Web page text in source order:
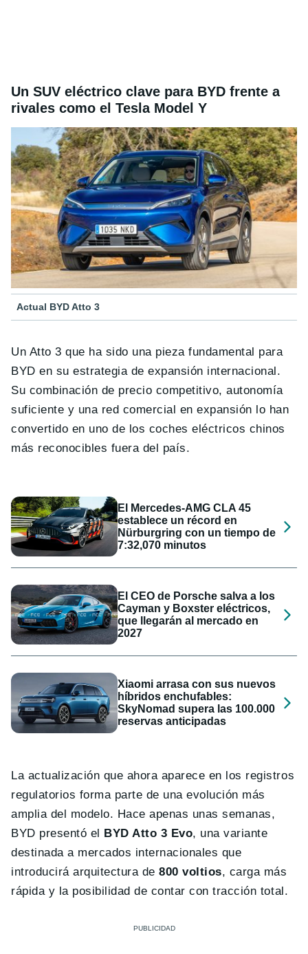
Un SUV eléctrico clave para BYD frente a
rivales como el Tesla Model Y
Actual BYD Atto 3
Un Atto 3 que ha sido una pieza fundamental para
BYD en su estrategia de expansión internacional.
Su combinación de precio competitivo, autonomía
suficiente y una red comercial en expansión lo han
convertido en uno de los coches eléctricos chinos
más reconocibles fuera del país.
El Mercedes-AMG CLA 45
establece un récord en
Nürburgring con un tiempo de
7:32,070 minutos
El CEO de Porsche salva a los
Cayman y Boxster eléctricos,
que llegarán al mercado en
2027
Xiaomi arrasa con sus nuevos
híbridos enchufables:
SkyNomad supera las 100.000
reservas anticipadas
La actualización que ahora aparece en los registros
regulatorios forma parte de una evolución más
amplia del modelo. Hace apenas unas semanas,
BYD presentó el BYD Atto 3 Evo, una variante
destinada a mercados internacionales que
introducirá arquitectura de800 voltios, carga más
rápida y la posibilidad de contar con tracción total.